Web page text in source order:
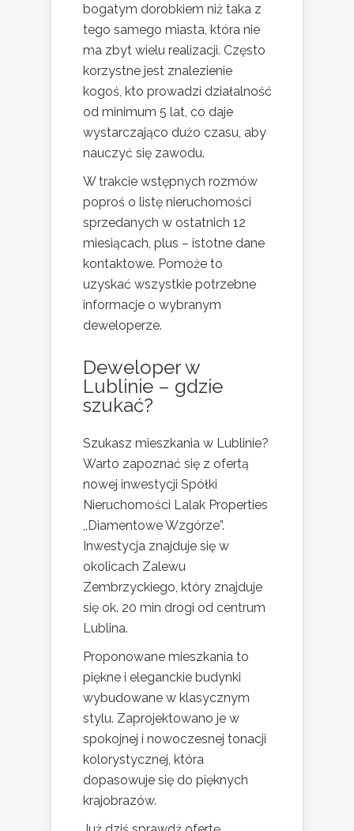
bogatym dorobkiem niż taka z
tego samego miasta, która nie
ma zbyt wielu realizacji. Często
korzystne jest znalezienie
kogoś, kto prowadzi działalność
od minimum 5 lat, co daje
wystarczająco dużo czasu, aby
nauczyć się zawodu.
W trakcie wstępnych rozmów
poproś o listę nieruchomości
sprzedanych w ostatnich 12
miesiącach, plus – istotne dane
kontaktowe. Pomoże to
uzyskać wszystkie potrzebne
informacje o wybranym
deweloperze.
Deweloper w
Lublinie – gdzie
szukać?
Szukasz mieszkania w Lublinie?
Warto zapoznać się z ofertą
nowej inwestycji Spółki
Nieruchomości Lalak Properties
,,Diamentowe Wzgórze”.
Inwestycja znajduje się w
okolicach Zalewu
Zembrzyckiego, który znajduje
się ok. 20 min drogi od centrum
Lublina.
Proponowane mieszkania to
piękne i eleganckie budynki
wybudowane w klasycznym
stylu. Zaprojektowano je w
spokojnej i nowoczesnej tonacji
kolorystycznej, która
dopasowuje się do pięknych
krajobrazów.